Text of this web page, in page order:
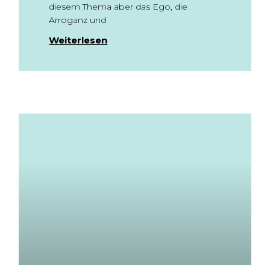
diesem Thema aber das Ego, die
Arroganz und
Weiterlesen